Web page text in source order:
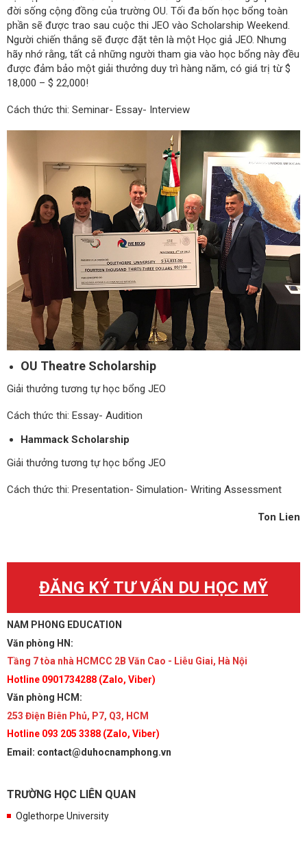
đời sống cộng đồng của trường OU. Tối đa bốn học bổng toàn
phần sẽ được trao sau cuộc thi JEO vào Scholarship Weekend.
Người chiến thắng sẽ được đặt tên là một Học giả JEO. Nhưng
hãy nhớ rằng, tất cả những người tham gia vào học bổng này đều
được đảm bảo một giải thưởng duy trì hàng năm, có giá trị từ $
18,000 – $ 22,000!
Cách thức thi: Seminar- Essay- Interview
OU Theatre Scholarship
Giải thưởng tương tự học bổng JEO
Cách thức thi: Essay- Audition
Hammack Scholarship
Giải thưởng tương tự học bổng JEO
Cách thức thi: Presentation- Simulation- Writing Assessment
Ton Lien
ĐĂNG KÝ TƯ VẤN DU HỌC MỸ
NAM PHONG EDUCATION
Văn phòng HN:
Tầng 7 tòa nhà HCMCC 2B Văn Cao - Liễu Giai, Hà Nội
Hotline 0901734288 (Zalo, Viber)
Văn phòng HCM:
253 Điện Biên Phủ, P7, Q3, HCM
Hotline 093 205 3388 (Zalo, Viber)
Email: contact@duhocnamphong.vn
TRƯỜNG HỌC LIÊN QUAN
Oglethorpe University